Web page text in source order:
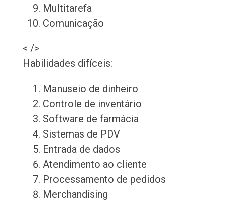
Multitarefa
Comunicação
< />
Habilidades difíceis:
Manuseio de dinheiro
Controle de inventário
Software de farmácia
Sistemas de PDV
Entrada de dados
Atendimento ao cliente
Processamento de pedidos
Merchandising